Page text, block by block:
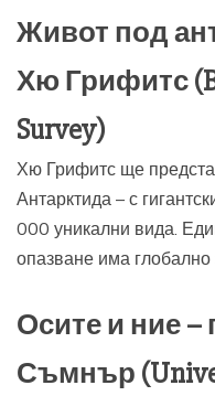
Живот под
Хю Грифитс
Survey)
Хю Грифитс ще
Антарктида – с
000 уникални вида.
опазване има глобално
Осите и ние
Съмнър